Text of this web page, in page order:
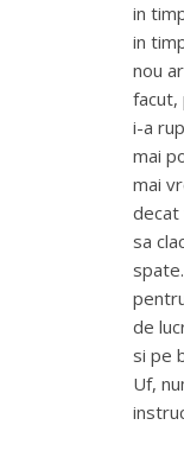
in
in
nou
facut,
i-a
mai
mai
decat
sa
de
si pe
Uf,